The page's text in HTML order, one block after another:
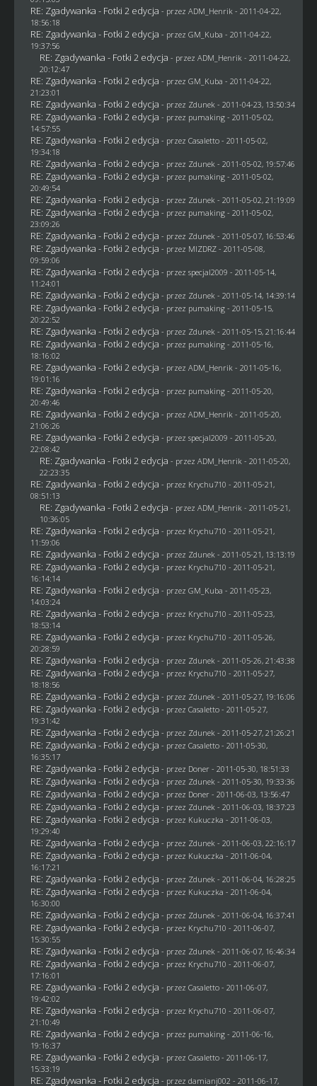
RE: Zgadywanka - Fotki 2 edycja - przez ADM_Henrik - 2011-04-22,
18:56:18
RE: Zgadywanka - Fotki 2 edycja - przez GM_Kuba - 2011-04-22,
19:37:56
RE: Zgadywanka - Fotki 2 edycja - przez ADM_Henrik - 2011-04-22,
20:12:47
RE: Zgadywanka - Fotki 2 edycja - przez GM_Kuba - 2011-04-22,
21:23:01
RE: Zgadywanka - Fotki 2 edycja - przez Zdunek - 2011-04-23, 13:50:34
RE: Zgadywanka - Fotki 2 edycja - przez pumaking- 2011-05-02,
14:57:55
RE: Zgadywanka - Fotki 2 edycja - przez Casaletto- 2011-05-02,
19:34:18
RE: Zgadywanka - Fotki 2 edycja - przez Zdunek - 2011-05-02, 19:57:46
RE: Zgadywanka - Fotki 2 edycja - przez pumaking- 2011-05-02,
20:49:54
RE: Zgadywanka - Fotki 2 edycja - przez Zdunek - 2011-05-02, 21:19:09
RE: Zgadywanka - Fotki 2 edycja - przez pumaking- 2011-05-02,
23:09:26
RE: Zgadywanka - Fotki 2 edycja - przez Zdunek - 2011-05-07, 16:53:46
RE: Zgadywanka - Fotki 2 edycja - przez MIZDRZ- 2011-05-08,
09:59:06
RE: Zgadywanka - Fotki 2 edycja - przez specjal2009 - 2011-05-14,
11:24:01
RE: Zgadywanka - Fotki 2 edycja - przez Zdunek - 2011-05-14, 14:39:14
RE: Zgadywanka - Fotki 2 edycja - przez pumaking- 2011-05-15,
20:22:52
RE: Zgadywanka - Fotki 2 edycja - przez Zdunek - 2011-05-15, 21:16:44
RE: Zgadywanka - Fotki 2 edycja - przez pumaking- 2011-05-16,
18:16:02
RE: Zgadywanka - Fotki 2 edycja - przez ADM_Henrik - 2011-05-16,
19:01:16
RE: Zgadywanka - Fotki 2 edycja - przez pumaking- 2011-05-20,
20:49:46
RE: Zgadywanka - Fotki 2 edycja - przez ADM_Henrik - 2011-05-20,
21:06:26
RE: Zgadywanka - Fotki 2 edycja - przez specjal2009 - 2011-05-20,
22:08:42
RE: Zgadywanka - Fotki 2 edycja - przez ADM_Henrik - 2011-05-20,
22:23:35
RE: Zgadywanka - Fotki 2 edycja - przez Krychu710 - 2011-05-21,
08:51:13
RE: Zgadywanka - Fotki 2 edycja - przez ADM_Henrik - 2011-05-21,
10:36:05
RE: Zgadywanka - Fotki 2 edycja - przez Krychu710 - 2011-05-21,
11:59:06
RE: Zgadywanka - Fotki 2 edycja - przez Zdunek - 2011-05-21, 13:13:19
RE: Zgadywanka - Fotki 2 edycja - przez Krychu710 - 2011-05-21,
16:14:14
RE: Zgadywanka - Fotki 2 edycja - przez GM_Kuba - 2011-05-23,
14:03:24
RE: Zgadywanka - Fotki 2 edycja - przez Krychu710 - 2011-05-23,
18:53:14
RE: Zgadywanka - Fotki 2 edycja - przez Krychu710 - 2011-05-26,
20:28:59
RE: Zgadywanka - Fotki 2 edycja - przez Zdunek - 2011-05-26, 21:43:38
RE: Zgadywanka - Fotki 2 edycja - przez Krychu710 - 2011-05-27,
18:18:56
RE: Zgadywanka - Fotki 2 edycja - przez Zdunek - 2011-05-27, 19:16:06
RE: Zgadywanka - Fotki 2 edycja - przez Casaletto- 2011-05-27,
19:31:42
RE: Zgadywanka - Fotki 2 edycja - przez Zdunek - 2011-05-27, 21:26:21
RE: Zgadywanka - Fotki 2 edycja - przez Casaletto- 2011-05-30,
16:35:17
RE: Zgadywanka - Fotki 2 edycja - przez Doner- 2011-05-30, 18:51:33
RE: Zgadywanka - Fotki 2 edycja - przez Zdunek - 2011-05-30, 19:33:36
RE: Zgadywanka - Fotki 2 edycja - przez Doner- 2011-06-03, 13:56:47
RE: Zgadywanka - Fotki 2 edycja - przez Zdunek - 2011-06-03, 18:37:23
RE: Zgadywanka - Fotki 2 edycja - przez Kukuczka - 2011-06-03,
19:29:40
RE: Zgadywanka - Fotki 2 edycja - przez Zdunek - 2011-06-03, 22:16:17
RE: Zgadywanka - Fotki 2 edycja - przez Kukuczka - 2011-06-04,
16:17:21
RE: Zgadywanka - Fotki 2 edycja - przez Zdunek - 2011-06-04, 16:28:25
RE: Zgadywanka - Fotki 2 edycja - przez Kukuczka - 2011-06-04,
16:30:00
RE: Zgadywanka - Fotki 2 edycja - przez Zdunek - 2011-06-04, 16:37:41
RE: Zgadywanka - Fotki 2 edycja - przez Krychu710 - 2011-06-07,
15:30:55
RE: Zgadywanka - Fotki 2 edycja - przez Zdunek - 2011-06-07, 16:46:34
RE: Zgadywanka - Fotki 2 edycja - przez Krychu710 - 2011-06-07,
17:16:01
RE: Zgadywanka - Fotki 2 edycja - przez Casaletto- 2011-06-07,
19:42:02
RE: Zgadywanka - Fotki 2 edycja - przez Krychu710 - 2011-06-07,
21:10:49
RE: Zgadywanka - Fotki 2 edycja - przez pumaking- 2011-06-16,
19:16:37
RE: Zgadywanka - Fotki 2 edycja - przez Casaletto- 2011-06-17,
15:33:19
RE: Zgadywanka - Fotki 2 edycja - przez damianj002 - 2011-06-17,